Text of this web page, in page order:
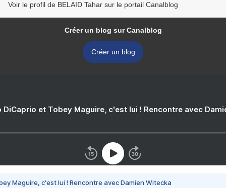
Voir le profil de BELAID Tahar sur le portail Canalblog
Créer un blog sur Canalblog
Créer un blog
DiCaprio et Tobey Maguire, c'est lui ! Rencontre avec
Maguire, c'est lui ! Rencontre avec Damien Witecka